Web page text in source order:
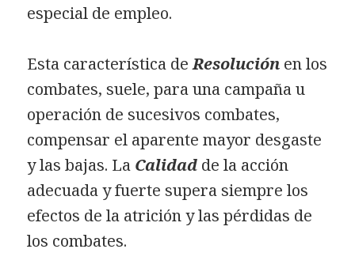
especial de empleo.
Esta característica deResolución en los
combates, suele, para una campaña u
operación de sucesivos combates,
compensar el aparente mayor desgaste
y las bajas. La Calidad de la acción
adecuada y fuerte supera siempre los
efectos de la atrición y las pérdidas de
los combates.